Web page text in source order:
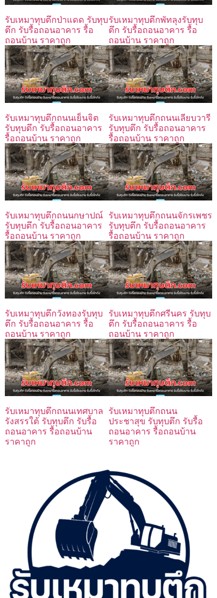
รับเหมาทุบตึกป่าแดด รับทุบ
ตึก รับรื้อถอนอาคาร รื้อ
ถอนบ้าน ราคาถูก
รับเหมาทุบตึกพัทลุงรับทุบ
ตึก รับรื้อถอนอาคาร รื้อ
ถอนบ้าน ราคาถูก
รับเหมาทุบตึกถนนเย็นจิต
รับทุบตึก รับรื้อถอนอาคาร
รื้อถอนบ้าน ราคาถูก
รับเหมาทุบตึกถนนเลียบวารี
รับทุบตึก รับรื้อถอนอาคาร
รื้อถอนบ้าน ราคาถูก
รับเหมาทุบตึกถนนกษาปณ์
รับทุบตึก รับรื้อถอนอาคาร
รื้อถอนบ้าน ราคาถูก
รับเหมาทุบตึกถนนจักรเพชร
รับทุบตึก รับรื้อถอนอาคาร
รื้อถอนบ้าน ราคาถูก
รับเหมาทุบตึกวังทองรับทุบ
ตึก รับรื้อถอนอาคาร รื้อ
ถอนบ้าน ราคาถูก
รับเหมาทุบตึกศรีนคร รับทุบ
ตึก รับรื้อถอนอาคาร รื้อ
ถอนบ้าน ราคาถูก
รับเหมาทุบตึกถนนเทศบาล
รังสรรใต้ รับทุบตึก รับรื้อ
ถอนอาคาร รื้อถอนบ้าน
ราคาถูก
รับเหมาทุบตึกถนน
ประชาสุข รับทุบตึก รับรื้อ
ถอนอาคาร รื้อถอนบ้าน
ราคาถูก